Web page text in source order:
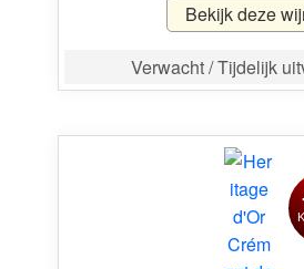
Bekijk deze
Verwacht / Tijdelijk